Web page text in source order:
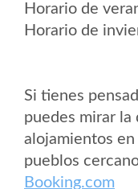
Horario de
Horario de
Si tienes
puedes mirar la
alojamientos
pueblos
Booking.com